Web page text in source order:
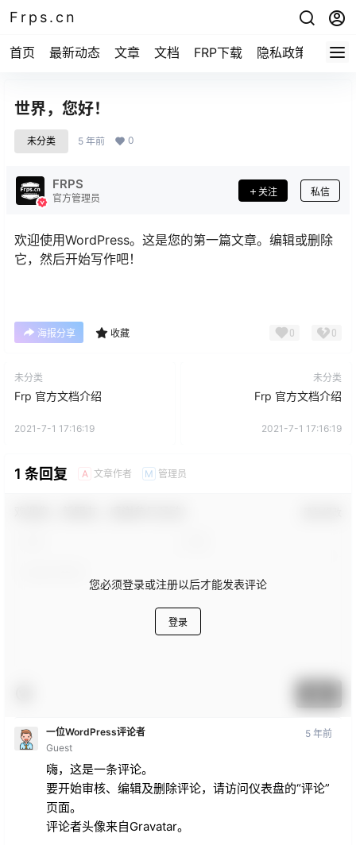
Frps.cn
首页 最新动态 文章 文档 FRP下载 隐私政策
世界，您好！
未分类 5 年前 0
FRPS
官方管理员
关注 私信
欢迎使用WordPress。这是您的第一篇文章。编辑或删除
它，然后开始写作吧！
海报分享 收藏 0 0
未分类
Frp 官方文档介绍
2021-7-1 17:16:19
未分类
Frp 官方文档介绍
2021-7-1 17:16:19
1 条回复 A 文章作者 M 管理员
您必须登录或注册以后才能发表评论
登录
一位WordPress评论者
Guest
5 年前
嗨，这是一条评论。
要开始审核、编辑及删除评论，请访问仪表盘的“评论”
页面。
评论者头像来自Gravatar。